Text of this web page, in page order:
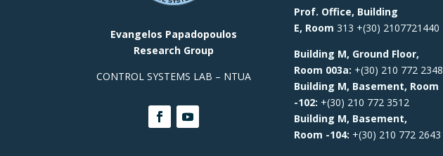
Evangelos Papadopoulos
Research Group
CONTROL SYSTEMS LAB – NTUA
Prof. Office, Building
E, Room 313 +(30) 2107721440
Building M, Ground Floor,
Room 003a: +(30) 210 772 2348
Building M, Basement, Room
-102: +(30) 210 772 3512
Building M, Basement,
Room -104: +(30) 210 772 2643